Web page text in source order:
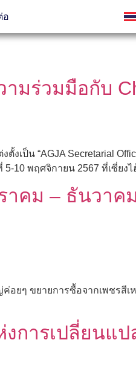
อ
มร่วมมือกับ
เป็น “AGJA Secretarial
10 พฤศจิกายน 2567 ที่เซี่ยง
คม – ธันวาค
ยๆ ขยายการซื้อจากเพชรสีเ
การเปลี่ยนแป